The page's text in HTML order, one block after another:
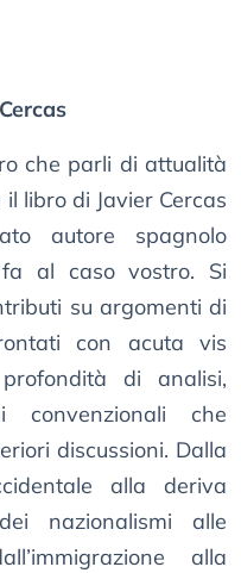
che parli di attualità
libro di Javier Cercas
autore spagnolo
fa al caso vostro. Si
su argomenti di
con acuta vis
di analisi,
convenzionali che
discussioni. Dalla
alla deriva
nazionalismi alle
alla